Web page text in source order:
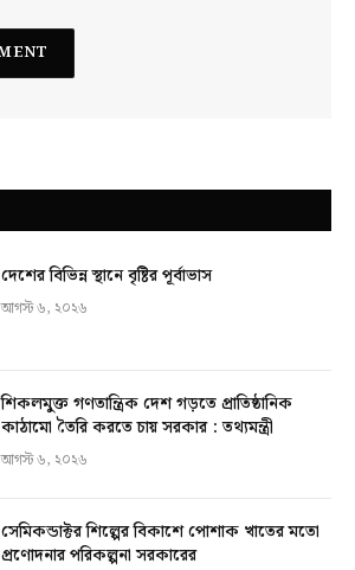
দেশের বিভিন্ন স্থানে বৃষ্টির পূর্বাভাস
আগস্ট ৬, ২০২৬
শিকলমুক্ত গণতান্ত্রিক দেশ গড়তে প্রাতিষ্ঠানিক
কাঠামো তৈরি করতে চায় সরকার : তথ্যমন্ত্রী
আগস্ট ৬, ২০২৬
সেমিকন্ডাক্টর শিল্পের বিকাশে পোশাক খাতের মতো
প্রণোদনার পরিকল্পনা সরকারের